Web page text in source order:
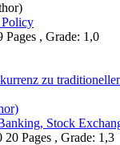
Pages , Grade: 1,0
zu
Stock
20 Pages , Grade: 1,3